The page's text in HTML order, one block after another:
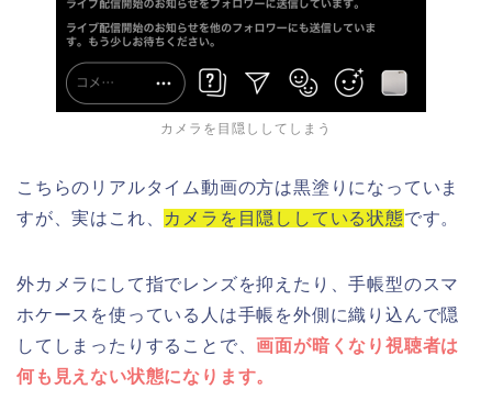
カメラを目隠ししてしまう
こちらのリアルタイム動画の方は黒塗りになっていま
すが、実はこれ、 カメラを目隠ししている状態です。
外カメラにして指でレンズを抑えたり、手帳型のスマ
ホケースを使っている人は手帳を外側に織り込んで隠
してしまったりすることで、画面が暗くなり視聴者は
何も見えない状態になります。